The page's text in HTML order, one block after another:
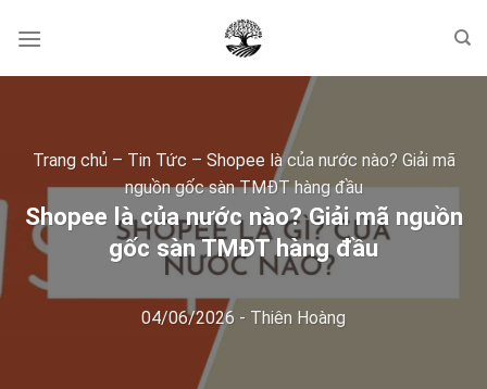
Trang chủ– Tin Tức – Shopee là của nước nào? Giải mã
nguồn gốc sàn TMĐT hàng đầu
Shopee là của nước nào? Giải mã nguồn
gốc sàn TMĐT hàng đầu
04/06/2026 - Thiên Hoàng